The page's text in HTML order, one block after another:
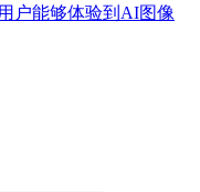
户能够体验到AI图像